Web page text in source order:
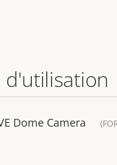
d'utilisation
Dome Camera